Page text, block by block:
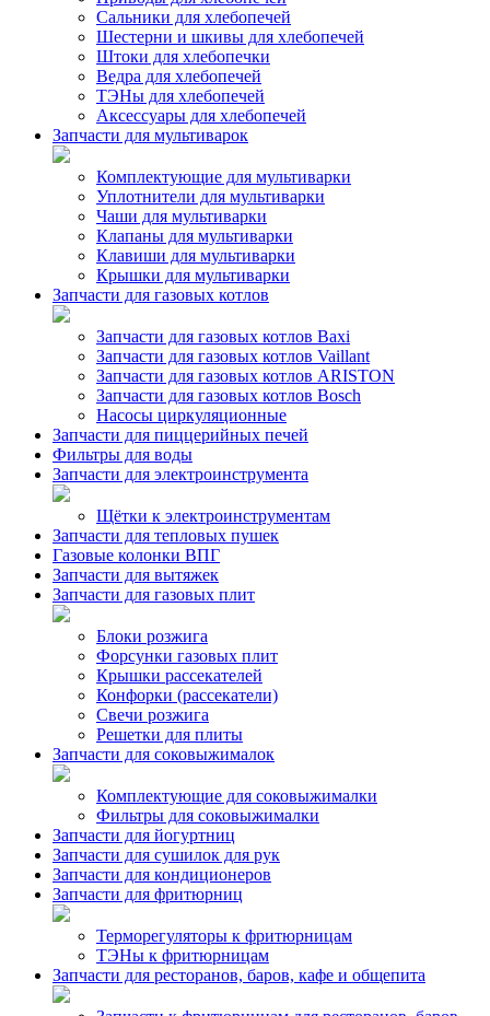
Сальники для хлебопечей
Шестерни и шкивы для хлебопечей
Штоки для хлебопечки
Ведра для хлебопечей
ТЭНы для хлебопечей
Аксессуары для хлебопечей
Запчасти для мультиварок
Комплектующие для мультиварки
Уплотнители для мультиварки
Чаши для мультиварки
Клапаны для мультиварки
Клавиши для мультиварки
Крышки для мультиварки
Запчасти для газовых котлов
Запчасти для газовых котлов Baxi
Запчасти для газовых котлов Vaillant
Запчасти для газовых котлов ARISTON
Запчасти для газовых котлов Bosch
Насосы циркуляционные
Запчасти для пиццерийных печей
Фильтры для воды
Запчасти для электроинструмента
Щётки к электроинструментам
Запчасти для тепловых пушек
Газовые колонки ВПГ
Запчасти для вытяжек
Запчасти для газовых плит
Блоки розжига
Форсунки газовых плит
Крышки рассекателей
Конфорки (рассекатели)
Свечи розжига
Решетки для плиты
Запчасти для соковыжималок
Комплектующие для соковыжималки
Фильтры для соковыжималки
Запчасти для йогуртниц
Запчасти для сушилок для рук
Запчасти для кондиционеров
Запчасти для фритюрниц
Терморегуляторы к фритюрницам
ТЭНы к фритюрницам
Запчасти для ресторанов, баров, кафе и общепита